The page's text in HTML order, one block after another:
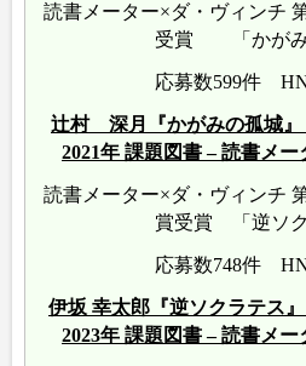
読書メーター×ダ・ヴィンチ
受賞 「かがみ
応募数599件
辻村 深月『かがみの孤城』
2021年 課題図書 – 読書メー
読書メーター×ダ・ヴィンチ
賞受賞 「逆ソク
応募数748件
伊坂 幸太郎『逆ソクラテス
2023年 課題図書 – 読書メー